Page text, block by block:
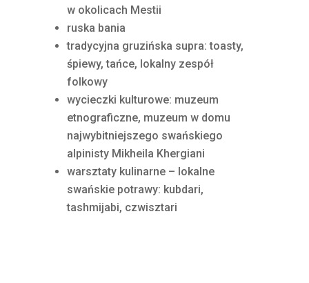
w okolicach Mestii
ruska bania
tradycyjna gruzińska supra: toasty,
śpiewy, tańce, lokalny zespół
folkowy
wycieczki kulturowe: muzeum
etnograficzne, muzeum w domu
najwybitniejszego swańskiego
alpinisty Mikheila Khergiani
warsztaty kulinarne – lokalne
swańskie potrawy: kubdari,
tashmijabi, czwisztari